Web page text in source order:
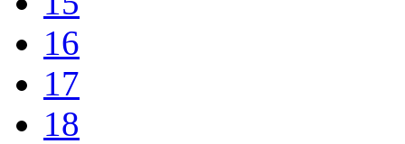
16
17
18